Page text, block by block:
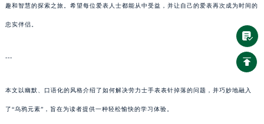
趣和智慧的探索之旅。希望每位爱表人士都能从中受益，并让自己的爱表再次成为时间的
忠实伴侣。
---
本文以幽默、口语化的风格介绍了如何解决劳力士手表表针掉落的问题，并巧妙地融入
了“乌鸦元素”，旨在为读者提供一种轻松愉快的学习体验。